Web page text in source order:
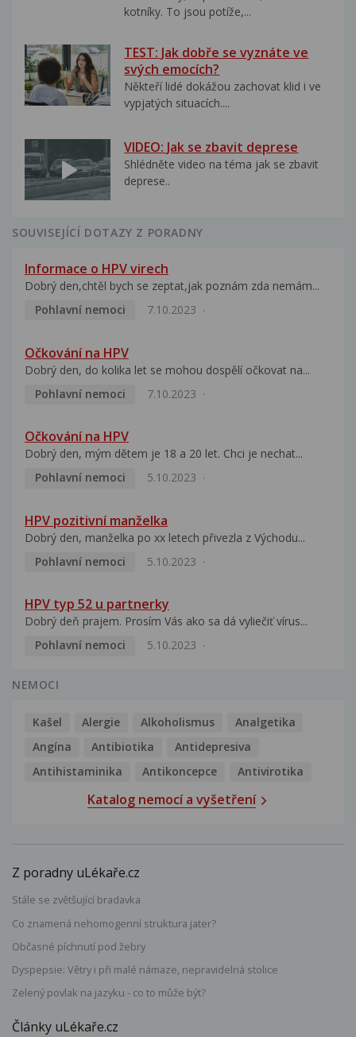
kotníky. To jsou potíže,...
TEST: Jak dobře se vyznáte ve
svých emocích?
Někteří lidé dokážou zachovat klid i ve
vypjatých situacích....
VIDEO: Jak se zbavit deprese
Shlédněte video na téma jak se zbavit
deprese..
SOUVISEJÍCÍ DOTAZY Z PORADNY
Informace o HPV virech
Dobrý den,chtěl bych se zeptat,jak poznám zda nemám...
Pohlavní nemoci
7.10.2023
Očkování na HPV
Dobrý den, do kolika let se mohou dospělí očkovat na...
Pohlavní nemoci
7.10.2023
Očkování na HPV
Dobrý den, mým dětem je 18 a 20 let. Chci je nechat...
Pohlavní nemoci
5.10.2023
HPV pozitivní manželka
Dobrý den, manželka po xx letech přivezla z Východu...
Pohlavní nemoci
5.10.2023
HPV typ 52 u partnerky
Dobrý deň prajem. Prosím Vás ako sa dá vyliečiť vírus...
Pohlavní nemoci
5.10.2023
NEMOCI
Kašel Alergie Alkoholismus
Analgetika
Angína
Antibiotika
Antidepresiva
Antihistaminika
Antikoncepce Antivirotika
Katalog nemocí a vyšetření
Z poradny uLékaře.cz
Stále se zvětšující bradavka
Co znamená nehomogenní struktura jater?
Občasné píchnutí pod žebry
Dyspepsie: Větry i při malé námaze, nepravidelná stolice
Zelený povlak na jazyku - co to může být?
Články uLékaře.cz